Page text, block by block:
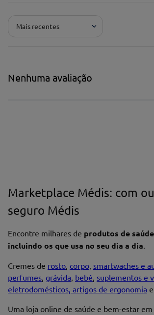
Pontuação*
Nome*
Endereço de email
Mais recentes
Nenhuma avaliação
Marketplace Médis: com
seguro Médis
Encontre milhares de produtos de
incluindo os que usa no seu dia a dia.
Cremes de rosto, corpo, smartwaches e
perfumes, grávida, bebé, suplementos e
eletrodomésticos, artigos de ergonomia
Uma loja online de saúde e bem-estar